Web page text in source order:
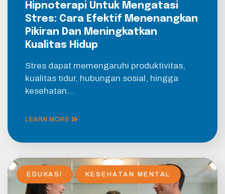
Hipnoterapi Untuk Mengatasi
Stres: Cara Efektif Menenangkan
Pikiran Dan Meningkatkan
Kualitas Hidup
Stres dapat memengaruhi produktivitas,
kualitas tidur, hubungan sosial, hingga
kesehatan…
LEARN MORE
EDUKASI KESEHATAN MENTAL